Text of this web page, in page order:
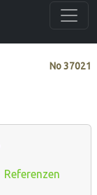
No37021
Referenzen